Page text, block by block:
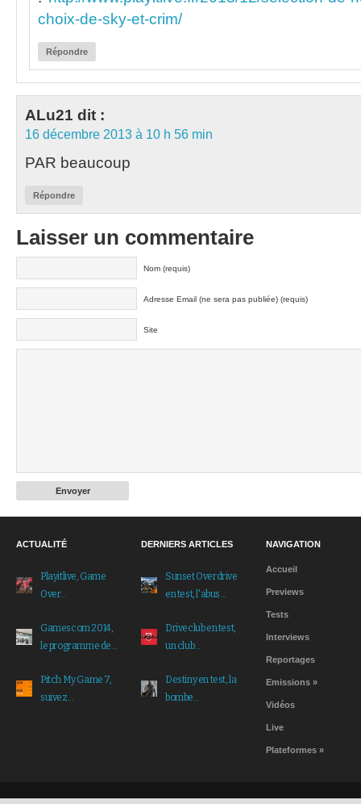
choix-de-sky-et-crim/
Répondre
ALu21 dit :
16 décembre 2013 à 10 h 56 min
PAR beaucoup
Répondre
Laisser un commentaire
Nom (requis)
Adresse Email (ne sera pas publiée) (requis)
Site
ACTUALITÉ
Playitlive, Game
Over...
Gamescom 2014,
le programme de...
Pitch My Game 7,
suivez...
DERNIERS ARTICLES
Sunset Overdrive
en test, l'abus...
Driveclub en test,
un club...
Destiny en test, la
bombe...
NAVIGATION
Accueil
Previews
Tests
Interviews
Reportages
Emissions »
Vidéos
Live
Plateformes »